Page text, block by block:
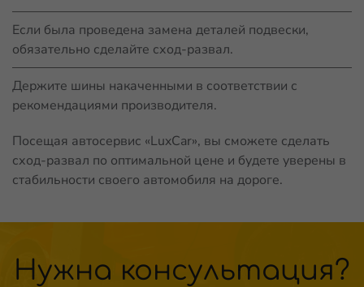
Если была проведена замена деталей подвески,
обязательно сделайте сход-развал.
Держите шины накаченными в соответствии с
рекомендациями производителя.
Посещая автосервис «LuxCar», вы сможете сделать
сход-развал по оптимальной цене и будете уверены в
стабильности своего автомобиля на дороге.
Нужна консультация?